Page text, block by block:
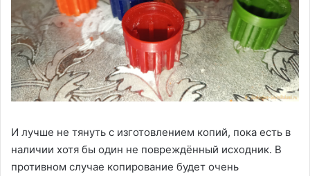
И лучше не тянуть с изготовлением копий, пока есть в
наличии хотя бы один не повреждённый исходник. В
противном случае копирование будет очень